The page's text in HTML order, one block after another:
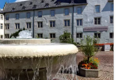
mit Hallenbad,
mit Cardio-Geräten,
Pool-Billard,
uvm.
bspw. Aquafitness